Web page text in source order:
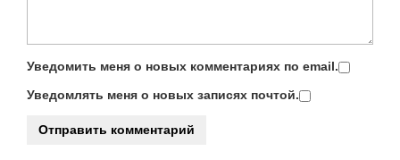
Уведомить меня о новых комментариях по email.
Уведомлять меня о новых записях почтой.